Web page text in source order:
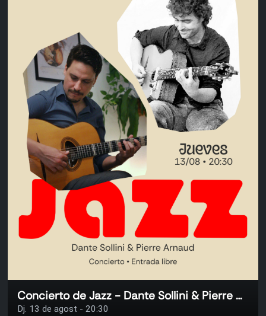
Concierto de Jazz - Dante Sollini & Pierre Arnaud
Dj. 13 de agost - 20:30